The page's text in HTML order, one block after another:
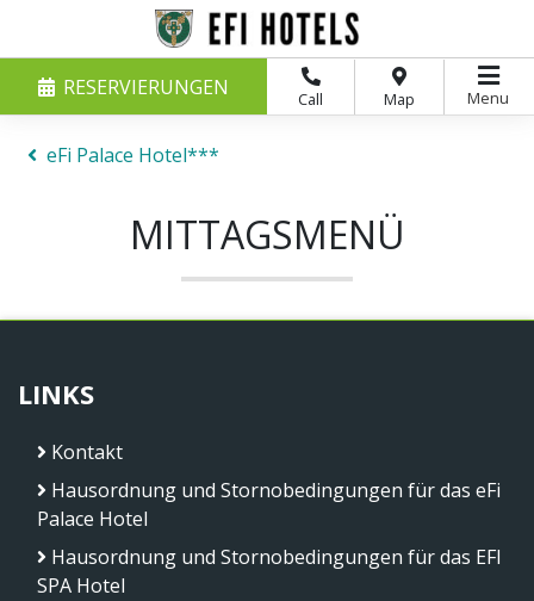
Call Map
RESERVIERUNGEN Menu
eFi Palace Hotel***
MITTAGSMENÜ
LINKS
Kontakt
Hausordnung und Stornobedingungen für das eFi
Palace Hotel
Hausordnung und Stornobedingungen für das EFI
SPA Hotel